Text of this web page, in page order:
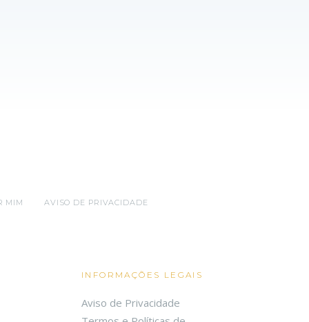
MIM AVISO DE PRIVACIDADE
INFORMAÇÕES LEGAIS
Aviso de Privacidade